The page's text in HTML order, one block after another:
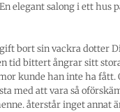
elegant salong i ett hus
bort sin vackra dotter
tid bittert ångrar sitt
kunde han inte ha fått.
med att vara så
återstår inget annat